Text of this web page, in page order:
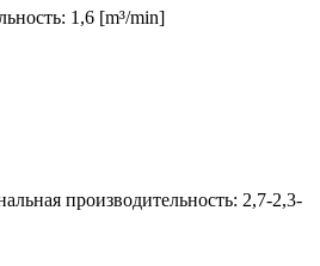
1,6 [m³/min]
производительность: 2,7-2,3-